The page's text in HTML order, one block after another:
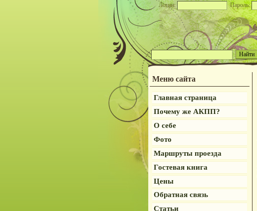
Логин: Пароль:
Меню сайта
Главная страница
Почему же АКПП?
О себе
Фото
Маршруты проезда
Гостевая книга
Цены
Обратная связь
Статьи